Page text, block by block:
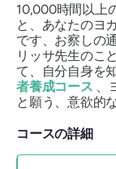
10,000時間以上
と、あなたのヨ
です、お察しの
リッサ先生のこ
て、自分自身を
者養成コース 、
と願う、意欲的
コースの詳細